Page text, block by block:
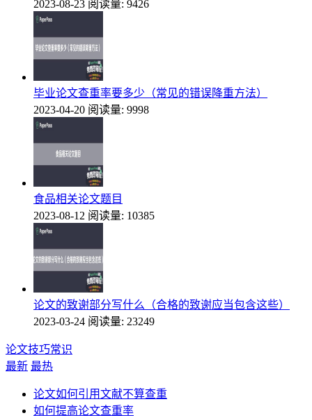
2023-08-23 阅读量: 9426
毕业论文查重率要多少（常见的错误降重方法）
2023-04-20 阅读量: 9998
食品相关论文题目
2023-08-12 阅读量: 10385
论文的致谢部分写什么（合格的致谢应当包含这些）
2023-03-24 阅读量: 23249
论文技巧常识
最新 最热
论文如何引用文献不算查重
如何提高论文查重率